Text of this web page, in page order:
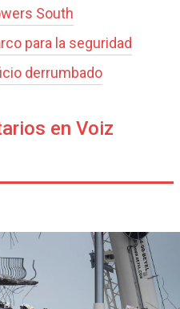
South
para la seguridad
derrumbado
en Voiz